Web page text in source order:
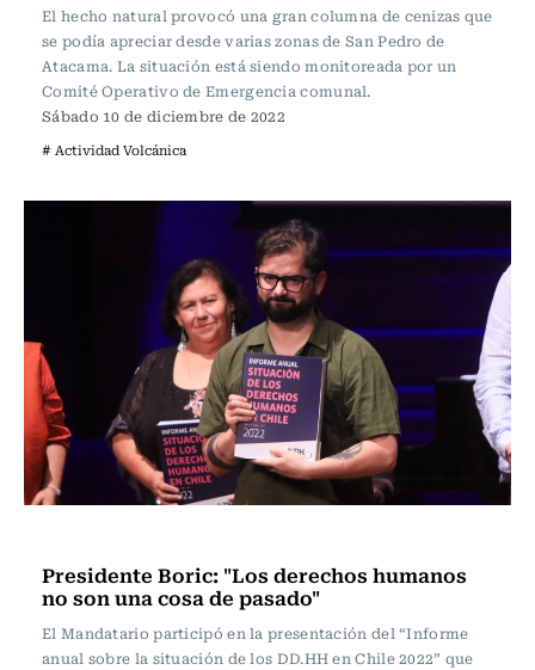
El hecho natural provocó una gran columna de cenizas que
se podía apreciar desde varias zonas de San Pedro de
Atacama. La situación está siendo monitoreada por un
Comité Operativo de Emergencia comunal.
Sábado 10 de diciembre de 2022
# Actividad Volcánica
Presidente Boric: "Los derechos humanos
no son una cosa de pasado"
El Mandatario participó en la presentación del “Informe
anual sobre la situación de los DD.HH en Chile 2022” que